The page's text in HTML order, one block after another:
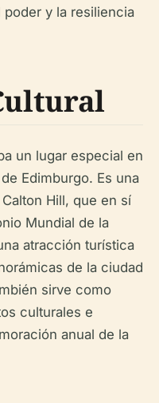
y la resiliencia
un lugar especial en
Edimburgo. Es una
Hill, que en sí
Mundial de la
atracción turística
de la ciudad
sirve como
culturales e
anual de la